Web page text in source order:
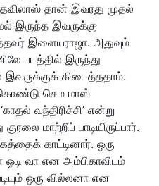
தான் இவரது முதல்
இருந்த இவருக்கு
இளையராஜா. அதுவும்
படத்தில் இருந்து
இவருக்குக் கிடைத்ததாம்.
செம மாஸ்
வந்திரிச்சி’ என்று
மாற்றிப் பாடியிருப்பார்.
காட்டினார். ஒரு
ஓடி வா என அம்பிகாவிடம்
ஒரு வில்லனா என